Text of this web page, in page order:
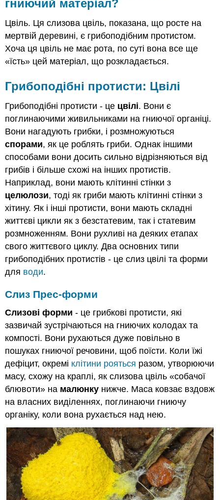
гниючий матеріал?
Цвіль. Ця слизова цвіль, показана, що росте на
мертвій деревині, є грибоподібним протистом.
Хоча ця цвіль не має рота, по суті вона все ще
«їсть» цей матеріал, що розкладається.
Грибоподібні протисти: Цвілі
Грибоподібні протисти - це цвілі. Вони є
поглинаючими живильниками на гниючої органіці.
Вони нагадують грибки, і розмножуються
спорами, як це роблять гриби. Однак іншими
способами вони досить сильно відрізняються від
грибів і більше схожі на інших протистів.
Наприклад, вони мають клітинні стінки з
целюлози, тоді як гриби мають клітинні стінки з
хітину. Як і інші протисти, вони мають складні
життєві цикли як з безстатевим, так і статевим
розмноженням. Вони рухливі на деяких етапах
свого життєвого циклу. Два основних типи
грибоподібних протистів - це слиз цвілі та форми
для води.
Слиз Прес-форми
Слизові форми - це грибкові протисти, які
зазвичай зустрічаються на гниючих колодах та
компості. Вони рухаються дуже повільно в
пошуках гниючої речовини, щоб поїсти. Коли їжі
дефіцит, окремі клітини рояться разом, утворюючи
масу, схожу на краплі, як слизова цвіль «собачої
блювоти» на малюнку нижче. Маса ковзає вздовж
на власних виділеннях, поглинаючи гниючу
органіку, коли вона рухається над нею.